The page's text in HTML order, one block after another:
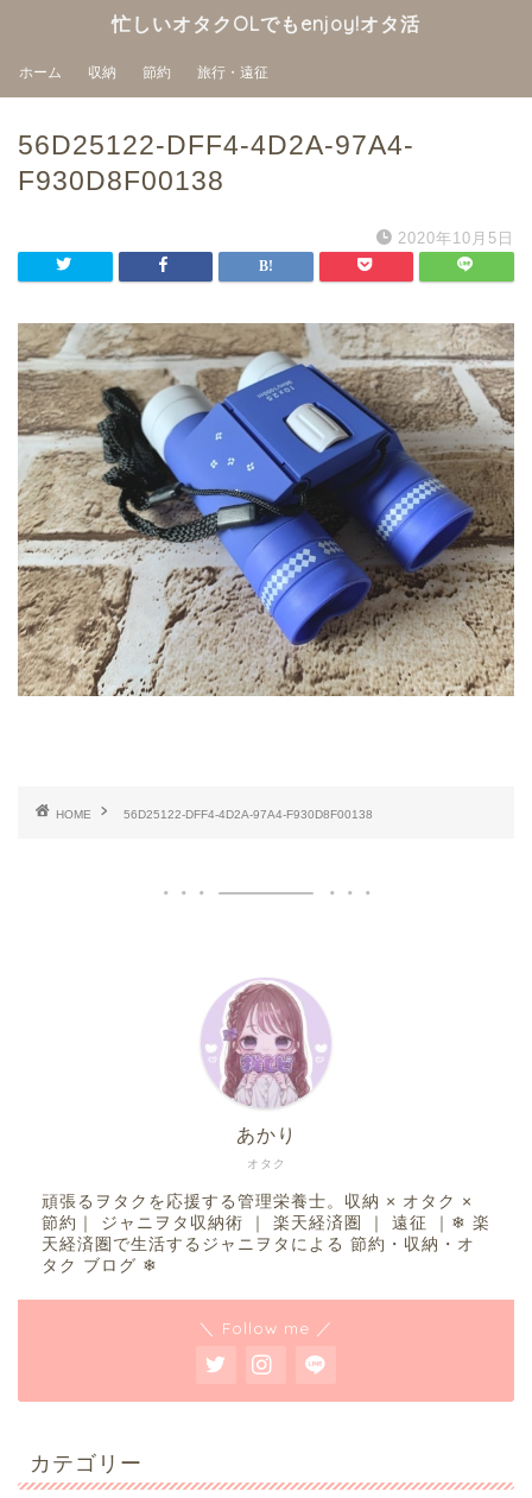
忙しいオタクOLでもenjoy!オタ活
ホーム 収納 節約 旅行・遠征
56D25122-DFF4-4D2A-97A4-
F930D8F00138
2020年10月5日
HOME 56D25122-DFF4-4D2A-97A4-F930D8F00138
オタク
あかり
頑張るヲタクを応援する管理栄養士。収納 × オタク ×
節約｜ ジャニヲタ収納術 ｜ 楽天経済圏 ｜ 遠征 ｜❄︎ 楽
天経済圏で生活するジャニヲタによる 節約・収納・オ
タク ブログ ❄︎
＼ Follow me ／
カテゴリー